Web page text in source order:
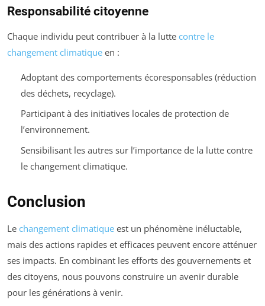
Responsabilité citoyenne
Chaque individu peut contribuer à la lutte contre le
changement climatique en :
Adoptant des comportements écoresponsables (réduction
des déchets, recyclage).
Participant à des initiatives locales de protection de
l’environnement.
Sensibilisant les autres sur l’importance de la lutte contre
le changement climatique.
Conclusion
Le changement climatique est un phénomène inéluctable,
mais des actions rapides et efficaces peuvent encore atténuer
ses impacts. En combinant les efforts des gouvernements et
des citoyens, nous pouvons construire un avenir durable
pour les générations à venir.